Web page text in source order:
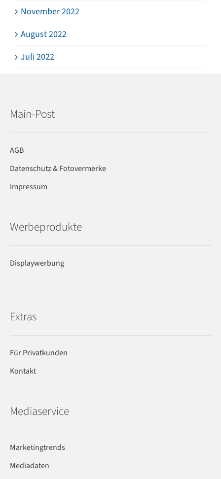
November 2022
August 2022
Juli 2022
Main-Post
AGB
Datenschutz & Fotovermerke
Impressum
Werbeprodukte
Displaywerbung
Extras
Für Privatkunden
Kontakt
Mediaservice
Marketingtrends
Mediadaten